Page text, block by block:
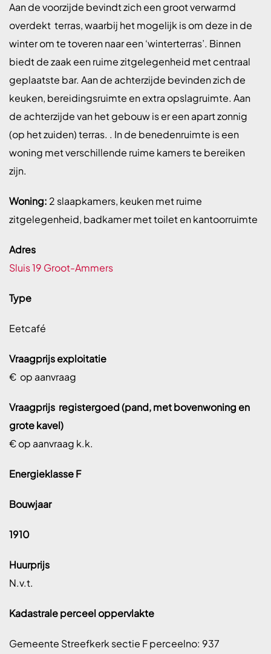
Aan de voorzijde bevindt zich een groot verwarmd
overdekt terras, waarbij het mogelijk is om deze in de
winter om te toveren naar een ‘winterterras’. Binnen
biedt de zaak een ruime zitgelegenheid met centraal
geplaatste bar. Aan de achterzijde bevinden zich de
keuken, bereidingsruimte en extra opslagruimte. Aan
de achterzijde van het gebouw is er een apart zonnig
(op het zuiden) terras. . In de benedenruimte is een
woning met verschillende ruime kamers te bereiken
zijn.
Woning: 2 slaapkamers, keuken met ruime
zitgelegenheid, badkamer met toilet en kantoorruimte
Adres
Sluis 19 Groot-Ammers
Type
Eetcafé
Vraagprijs exploitatie
€ op aanvraag
Vraagprijs registergoed (pand, met bovenwoning en
grote kavel)
€ op aanvraag k.k.
Energieklasse F
Bouwjaar
1910
Huurprijs
N.v.t.
Kadastrale perceel oppervlakte
Gemeente Streefkerk sectie F perceelno: 937